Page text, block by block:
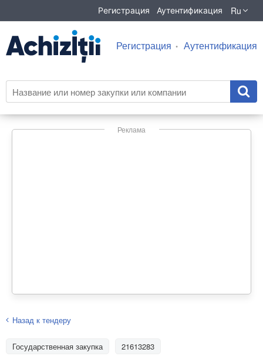
Регистрация Аутентификация Ru
Регистрация Аутентификация
Реклама
Назад к тендеру
Государственная закупка 21613283